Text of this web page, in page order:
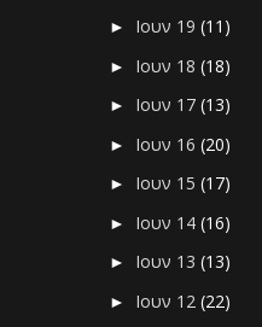
► Ιουν 19(11)
► Ιουν 18(18)
► Ιουν 17(13)
► Ιουν 16(20)
► Ιουν 15(17)
► Ιουν 14(16)
► Ιουν 13(13)
► Ιουν 12(22)